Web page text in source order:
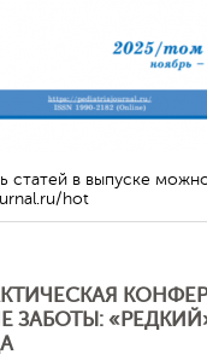
статей в выпуске
hot
ЗАБОТЫ: